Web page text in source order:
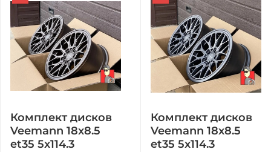
Комплект дисков
Veemann 18x8.5
et35 5x114.3
Комплект дисков
Veemann 18x8.5
et35 5x114.3